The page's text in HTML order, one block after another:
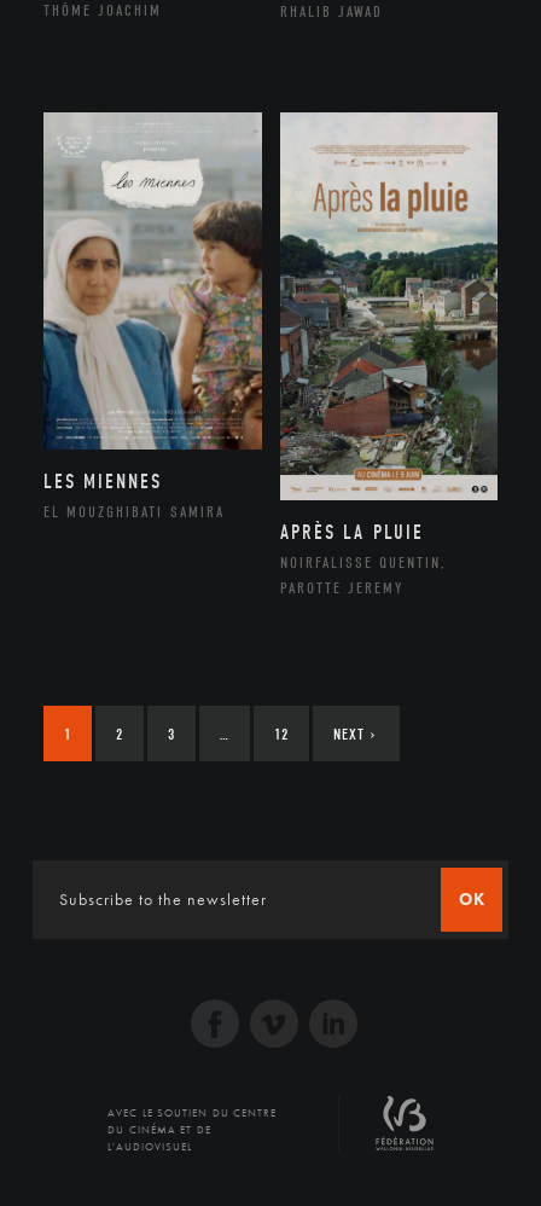
THÔME JOACHIM RHALIB JAWAD
LES MIENNES
EL MOUZGHIBATI SAMIRA
APRÈS LA PLUIE
NOIRFALISSE QUENTIN,
PAROTTE JEREMY
1 2 3 12 NEXT ›
OK
AVEC LE SOUTIEN DU CENTRE
DU CINÉMA ET DE
L'AUDIOVISUEL